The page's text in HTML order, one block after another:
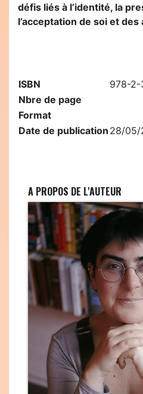
défis liés à l’identité, la
l’acceptation de soi et des
ISBN
978-2-
Nbre de page
Format
Date de publication 28/05/
A PROPOS DE L'AUTEUR